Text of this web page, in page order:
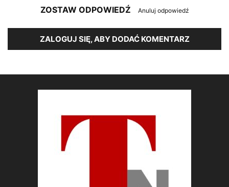
ZOSTAW ODPOWIEDŹ Anuluj odpowiedź
ZALOGUJ SIĘ, ABY DODAĆ KOMENTARZ